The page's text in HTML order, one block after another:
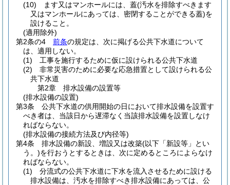
(10)
ます又はマンホールには、蓋(汚水を排除すべきます
又はマンホールにあっては、密閉することができる蓋)を
設けること。
(適用除外)
第2条の4
前条の規定は、次に掲げる公共下水道について
は、適用しない。
(1)
工事を施行するために仮に設けられる公共下水道
(2)
非常災害のために必要な応急措置として設けられる公
共下水道
第2章
排水設備の設置等
(排水設備の設置)
第3条
公共下水道の供用開始の日において排水設備を設置す
べき者は、当該日から遅滞なく当該排水設備を設置しなけ
ればならない。
(排水設備の接続方法及び内径等)
第4条
排水設備の新設、増設又は改築(以下「新設等」とい
う。)を行おうとするときは、次に定めるところによらなけ
ればならない。
(1)
分流式の公共下水道に下水を流入させるために設ける
排水設備は、汚水を排除すべき排水設備にあっては、公